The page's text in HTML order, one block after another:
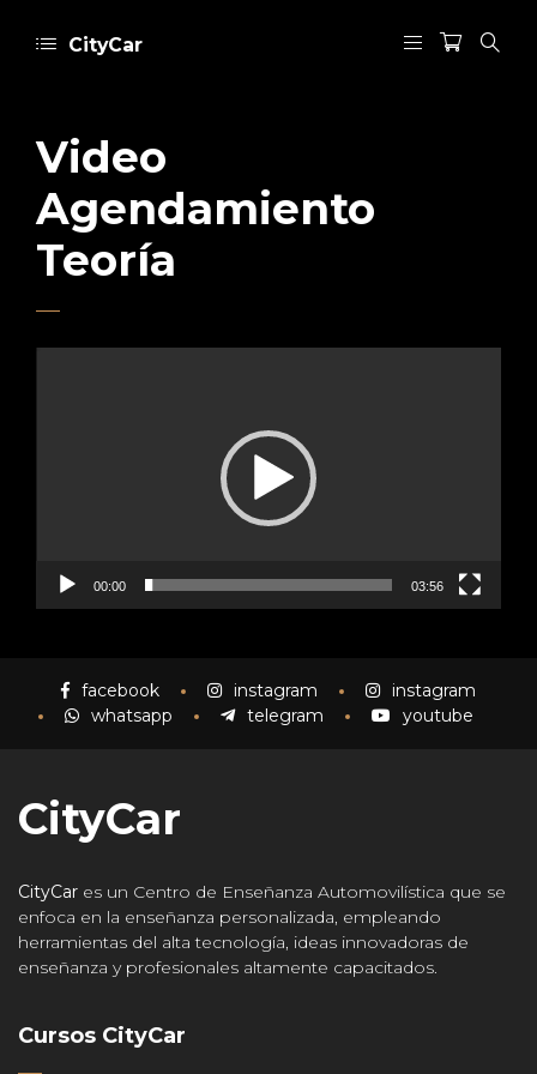
CityCar
Video
Agendamiento
Teoría
00:00 03:56
facebook instagram
instagram
whatsapp
telegram youtube
CityCar
CityCar es un Centro de Enseñanza Automovilística que se
enfoca en la enseñanza personalizada, empleando
herramientas del alta tecnología, ideas innovadoras de
enseñanza y profesionales altamente capacitados.
Cursos CityCar